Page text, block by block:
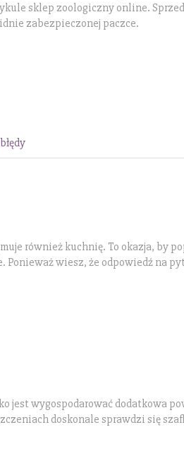
sklep zoologiczny online.
zabezpieczonej paczce.
również kuchnię. To okazja, by
wiesz, że odpowiedź na
jest wygospodarować dodatkowa
doskonale sprawdzi się